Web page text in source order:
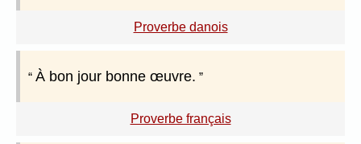
Proverbe danois
À bon jour bonne œuvre.
Proverbe français